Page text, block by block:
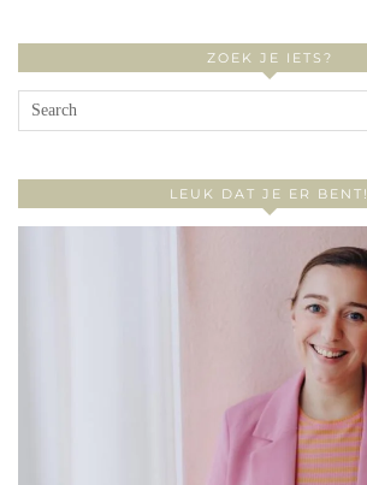
ZOEK JE IETS?
LEUK DAT JE ER BENT!